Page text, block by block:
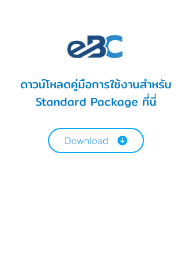
ดาวน์โหลดคู่มือการใช้งานสำหรับ
Standard Package ที่นี่
Download